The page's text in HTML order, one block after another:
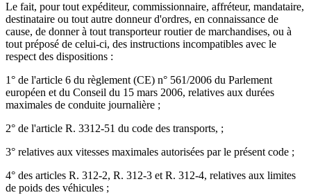
Le fait, pour tout expéditeur, commissionnaire, affréteur, mandataire,
destinataire ou tout autre donneur d'ordres, en connaissance de
cause, de donner à tout transporteur routier de marchandises, ou à
tout préposé de celui-ci, des instructions incompatibles avec le
respect des dispositions :
1° de l'article 6 du règlement (CE) n° 561/2006 du Parlement
européen et du Conseil du 15 mars 2006, relatives aux durées
maximales de conduite journalière ;
2° de l'article R. 3312-51 du code des transports, ;
3° relatives aux vitesses maximales autorisées par le présent code ;
4° des articles R. 312-2, R. 312-3 et R. 312-4, relatives aux limites
de poids des véhicules ;